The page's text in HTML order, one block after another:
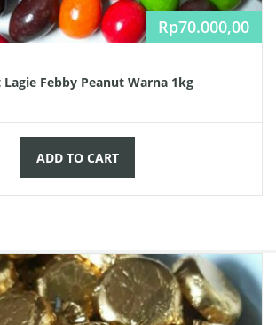
Rp70.000,00
Febby Peanut Warna 1kg
ADD TO CART